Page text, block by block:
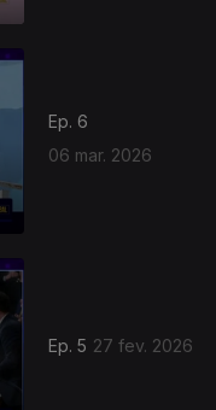
Ep. 6
06 mar. 2026
Ep. 5 27 fev. 2026